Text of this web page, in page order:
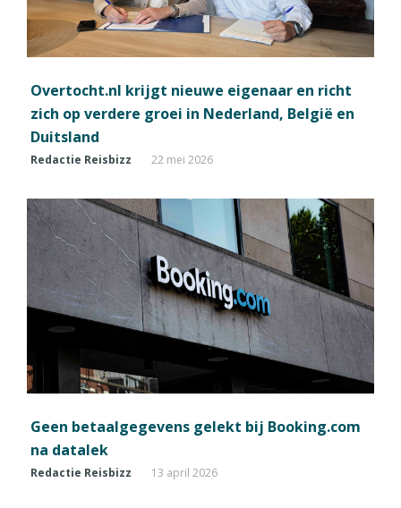
Overtocht.nl krijgt nieuwe eigenaar en richt
zich op verdere groei in Nederland, België en
Duitsland
Redactie Reisbizz 22 mei 2026
Geen betaalgegevens gelekt bij Booking.com
na datalek
Redactie Reisbizz 13 april 2026